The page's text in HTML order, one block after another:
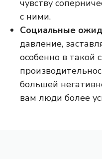
чувству
с ними.
Социальные
давление,
особенно в такой
большей
вам люди более